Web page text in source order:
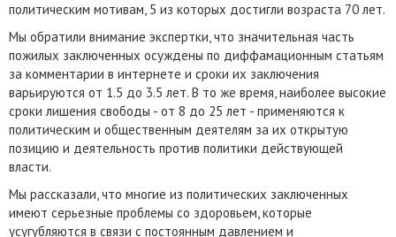
политическим мотивам, 5 из которых достигли возраста 70 лет.
Мы обратили внимание экспертки, что значительная часть
пожилых заключенных осуждены по диффамационным статьям
за комментарии в интернете и сроки их заключения
варьируются от 1.5 до 3.5 лет. В то же время, наиболее высокие
сроки лишения свободы - от 8 до 25 лет - применяются к
политическим и общественным деятелям за их открытую
позицию и деятельность против политики действующей
власти.
Мы рассказали, что многие из политических заключенных
имеют серьезные проблемы со здоровьем, которые
усугубляются в связи с постоянным давлением и